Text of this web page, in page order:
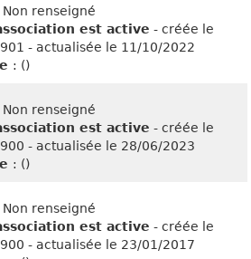
Non renseigné
est active - créée le
- actualisée le 11/10/2022
: ()
Non renseigné
est active - créée le
- actualisée le 28/06/2023
: ()
Non renseigné
est active - créée le
- actualisée le 23/01/2017